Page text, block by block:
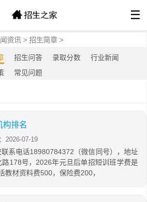
☰
资讯 > 招生简章 >
招生问答 录取分数
行业新闻
常见问题
构排名
2026-07-19
系电话18980784372（微信同号），地址
178号，2026年元旦后单招短训班学费是
教材资料费500，保险费200，